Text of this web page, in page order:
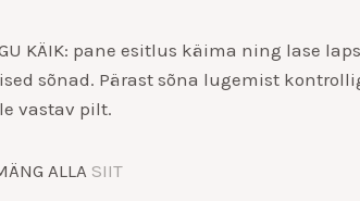
KÄIK: pane esitlus käima ning lase
sõnad. Pärast sõna lugemist
vastav pilt.
ALLA SIIT